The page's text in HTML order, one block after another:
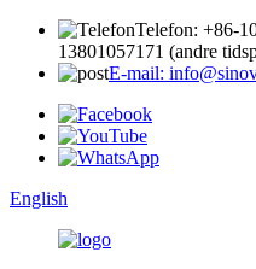
Telefon: +86-
13801057171 (andre
E-mail:
English